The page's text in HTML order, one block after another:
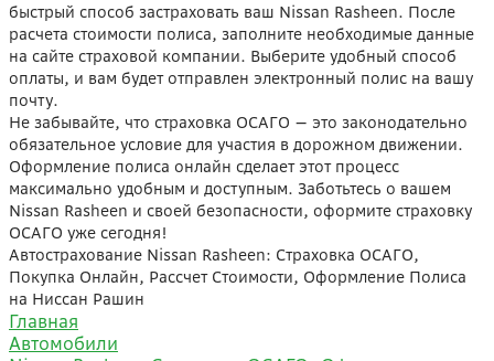
быстрый способ застраховать ваш Nissan Rasheen. После
расчета стоимости полиса, заполните необходимые данные
на сайте страховой компании. Выберите удобный способ
оплаты, и вам будет отправлен электронный полис на вашу
почту.
Не забывайте, что страховка ОСАГО — это законодательно
обязательное условие для участия в дорожном движении.
Оформление полиса онлайн сделает этот процесс
максимально удобным и доступным. Заботьтесь о вашем
Nissan Rasheen и своей безопасности, оформите страховку
ОСАГО уже сегодня!
Автострахование Nissan Rasheen: Страховка ОСАГО,
Покупка Онлайн, Рассчет Стоимости, Оформление Полиса
на Ниссан Рашин
Главная
Автомобили